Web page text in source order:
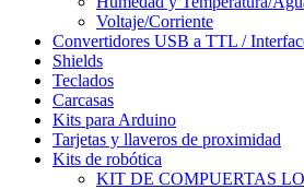
Voltaje/Corriente
Convertidores USB a TTL /
Shields
Teclados
Carcasas
Kits para Arduino
Tarjetas y llaveros de proximidad
Kits de robótica
KIT DE COMPUERTAS